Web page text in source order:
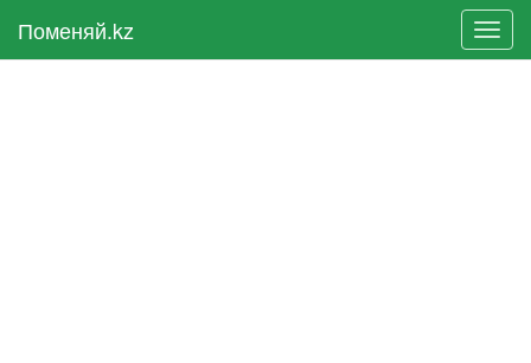
Поменяй.kz